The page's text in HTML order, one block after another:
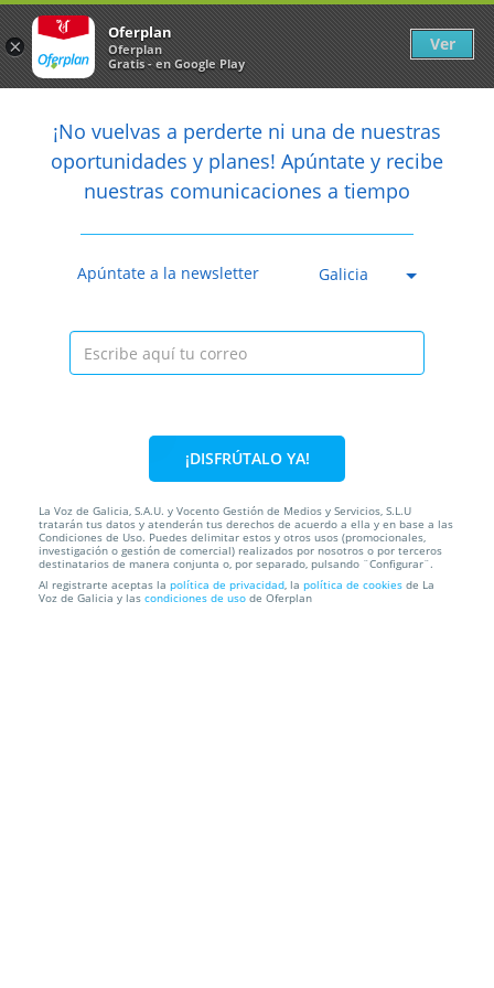

Caducada
Anterior
corporal
Localización
arrow_back Newsletter
¡No vuelvas a perderte ni una de nuestras
oportunidades y planes! Apúntate y recibe
nuestras comunicaciones a tiempo
Apúntate a la newsletter Galicia
¡DISFRÚTALO YA!
La Voz de Galicia, S.A.U. y Vocento Gestión de Medios y Servicios, S.L.U
tratarán tus datos y atenderán tus derechos de acuerdo a ella y en base a las
Condiciones de Uso. Puedes delimitar estos y otros usos (promocionales,
investigación o gestión de comercial) realizados por nosotros o por terceros
destinatarios de manera conjunta o, por separado, pulsando ¨Configurar¨.
Al registrarte aceptas la política de privacidad, la política de cookies de La
Voz de Galicia y las condiciones de uso de Oferplan
×
Oferplan
Oferplan
Gratis - en Google Play
Ver